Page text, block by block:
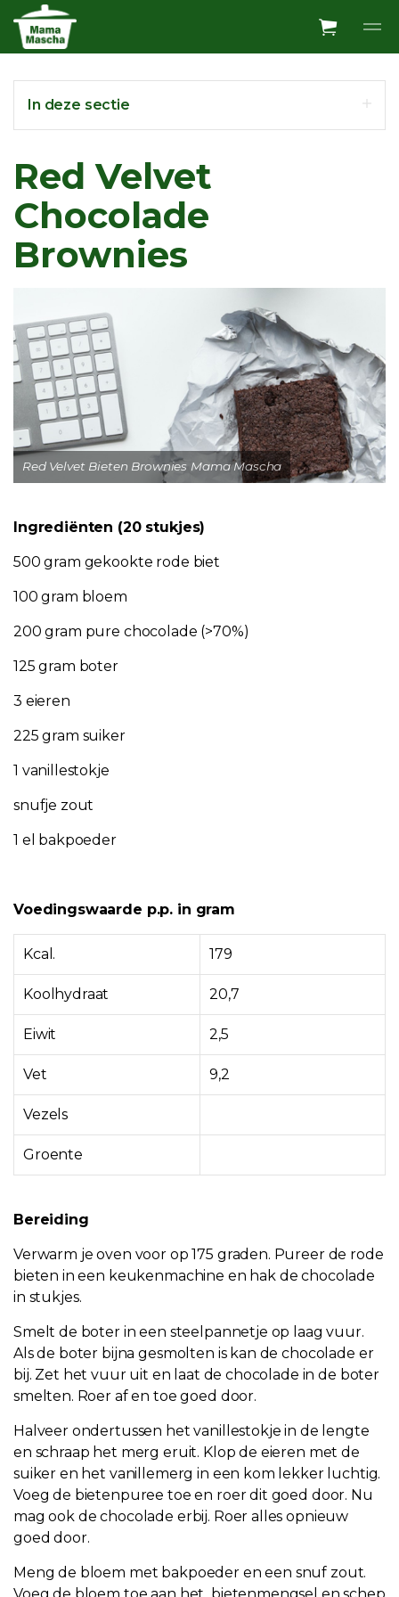
Overslaan en ga direct naar de inhoud
In deze sectie
Red Velvet
Chocolade
Brownies
Red Velvet Bieten Brownies Mama Mascha
Ingrediënten (20 stukjes)
500 gram gekookte rode biet
100 gram bloem
200 gram pure chocolade (>70%)
125 gram boter
3 eieren
225 gram suiker
1 vanillestokje
snufje zout
1 el bakpoeder
Voedingswaarde p.p. in gram
Kcal. 179
Koolhydraat 20,7
Eiwit 2,5
Vet 9,2
Vezels
Groente
Bereiding
Verwarm je oven voor op 175 graden. Pureer de rode
bieten in een keukenmachine en hak de chocolade
in stukjes.
Smelt de boter in een steelpannetje op laag vuur.
Als de boter bijna gesmolten is kan de chocolade er
bij. Zet het vuur uit en laat de chocolade in de boter
smelten. Roer af en toe goed door.
Halveer ondertussen het vanillestokje in de lengte
en schraap het merg eruit. Klop de eieren met de
suiker en het vanillemerg in een kom lekker luchtig.
Voeg de bietenpuree toe en roer dit goed door. Nu
mag ook de chocolade erbij. Roer alles opnieuw
goed door.
Meng de bloem met bakpoeder en een snuf zout.